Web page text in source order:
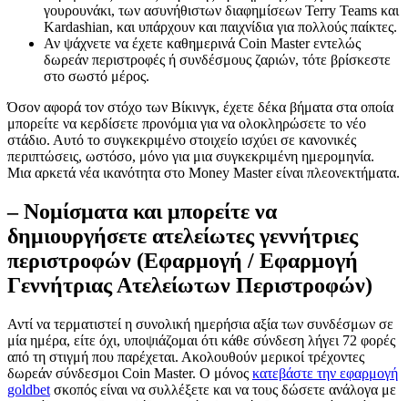
γουρουνάκι, των ασυνήθιστων διαφημίσεων Terry Teams και
Kardashian, και υπάρχουν και παιχνίδια για πολλούς παίκτες.
Αν ψάχνετε να έχετε καθημερινά Coin Master εντελώς
δωρεάν περιστροφές ή συνδέσμους ζαριών, τότε βρίσκεστε
στο σωστό μέρος.
Όσον αφορά τον στόχο των Βίκινγκ, έχετε δέκα βήματα στα οποία
μπορείτε να κερδίσετε προνόμια για να ολοκληρώσετε το νέο
στάδιο. Αυτό το συγκεκριμένο στοιχείο ισχύει σε κανονικές
περιπτώσεις, ωστόσο, μόνο για μια συγκεκριμένη ημερομηνία.
Μια αρκετά νέα ικανότητα στο Money Master είναι πλεονεκτήματα.
– Νομίσματα και μπορείτε να
δημιουργήσετε ατελείωτες γεννήτριες
περιστροφών (Εφαρμογή / Εφαρμογή
Γεννήτριας Ατελείωτων Περιστροφών)
Αντί να τερματιστεί η συνολική ημερήσια αξία των συνδέσμων σε
μία ημέρα, είτε όχι, υποψιάζομαι ότι κάθε σύνδεση λήγει 72 φορές
από τη στιγμή που παρέχεται. Ακολουθούν μερικοί τρέχοντες
δωρεάν σύνδεσμοι Coin Master. Ο μόνος κατεβάστε την εφαρμογή
goldbet σκοπός είναι να συλλέξετε και να τους δώσετε ανάλογα με